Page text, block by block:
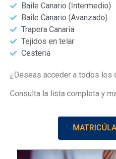
Baile Canario (Intermedio)
Baile Canario (Avanzado)
Trapera Canaria
Tejidos en telar
Cesteria
¿Deseas acceder a todos los
Consulta la lista completa y